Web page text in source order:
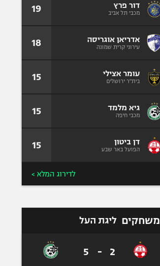
דור פרץ
מכבי תל אביב 19
אדריאן אוגריסה
עירוני קרית שמונה 18
עומר אצילי
בית"ר ירושלים 15
גיא מלמד
מכבי חיפה 15
דן ביטון
הפועל באר שבע 15
לדירוג המלא >
משחקים ליגת העל
2
-
5